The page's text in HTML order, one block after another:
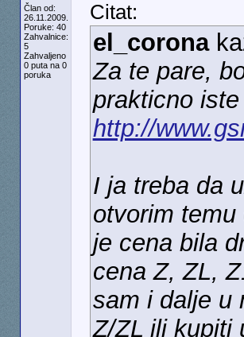
Član od:
26.11.2009.
Poruke: 40
Zahvalnice:
5
Zahvaljeno
0 puta na 0
poruka
Citat:
el_corona
Za te pare,
prakticno
http://
I ja treba da
otvorim
je cena bila
cena Z, ZL,
sam i dalje u
Z/ZL ili kupiti